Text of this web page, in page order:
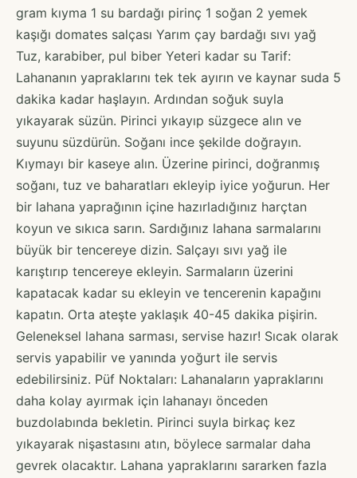
gram kıyma 1 su bardağı pirinç 1 soğan 2 yemek
kaşığı domates salçası Yarım çay bardağı sıvı yağ
Tuz, karabiber, pul biber Yeteri kadar su Tarif:
Lahananın yapraklarını tek tek ayırın ve kaynar suda 5
dakika kadar haşlayın. Ardından soğuk suyla
yıkayarak süzün. Pirinci yıkayıp süzgece alın ve
suyunu süzdürün. Soğanı ince şekilde doğrayın.
Kıymayı bir kaseye alın. Üzerine pirinci, doğranmış
soğanı, tuz ve baharatları ekleyip iyice yoğurun. Her
bir lahana yaprağının içine hazırladığınız harçtan
koyun ve sıkıca sarın. Sardığınız lahana sarmalarını
büyük bir tencereye dizin. Salçayı sıvı yağ ile
karıştırıp tencereye ekleyin. Sarmaların üzerini
kapatacak kadar su ekleyin ve tencerenin kapağını
kapatın. Orta ateşte yaklaşık 40-45 dakika pişirin.
Geleneksel lahana sarması, servise hazır! Sıcak olarak
servis yapabilir ve yanında yoğurt ile servis
edebilirsiniz. Püf Noktaları: Lahanaların yapraklarını
daha kolay ayırmak için lahanayı önceden
buzdolabında bekletin. Pirinci suyla birkaç kez
yıkayarak nişastasını atın, böylece sarmalar daha
gevrek olacaktır. Lahana yapraklarını sararken fazla